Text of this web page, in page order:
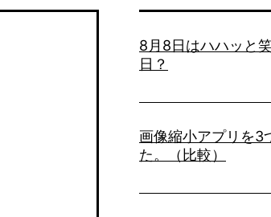
8月8日はハハッと
日？
画像縮小アプリを3
た。（比較）